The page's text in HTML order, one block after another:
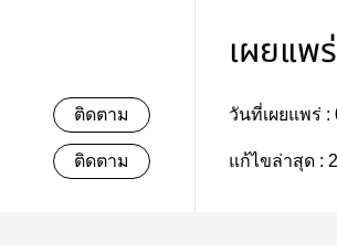
ติดตาม
ติดตาม
เผยแพร่
วันที่เผยแพร่ :
แก้ไขล่าสุด :